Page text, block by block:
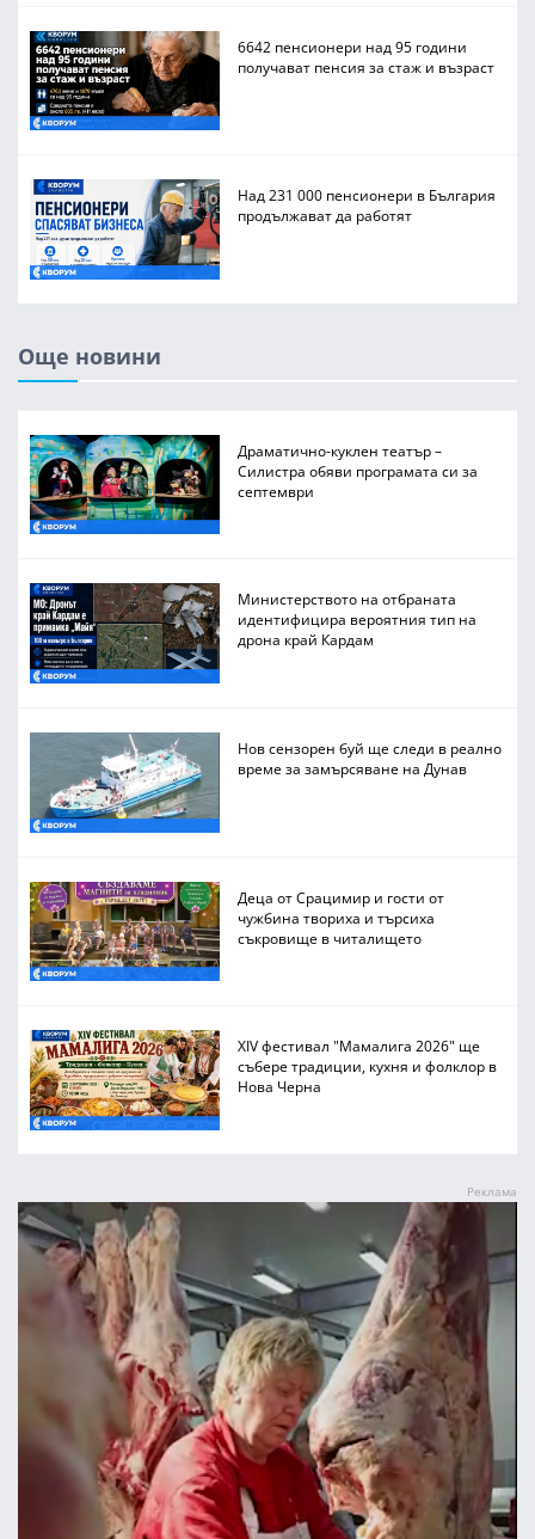
6642 пенсионери над 95 години
получават пенсия за стаж и възраст
Над 231 000 пенсионери в България
продължават да работят
Още новини
Драматично-куклен театър –
Силистра обяви програмата си за
септември
Министерството на отбраната
идентифицира вероятния тип на
дрона край Кардам
Нов сензорен буй ще следи в реално
време за замърсяване на Дунав
Деца от Срацимир и гости от
чужбина твориха и търсиха
съкровище в читалището
XIV фестивал "Мамалига 2026" ще
събере традиции, кухня и фолклор в
Нова Черна